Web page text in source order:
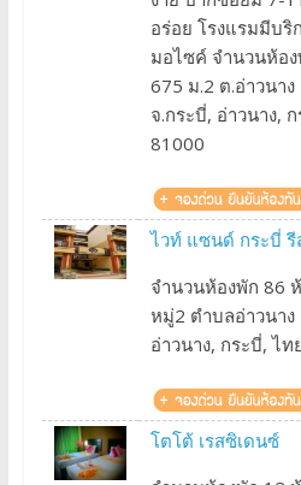
อร่อย โรงแรมมีบริ
มอไซค์ จำนวนห้อ
675 ม.2 ต.อ่าวนาง
จ.กระบี่, อ่าวนาง,
81000
ไวท์ แซนด์ กระบี่ รี
จำนวนห้องพัก 86
หมู่2 ตำบลอ่าวนาง
อ่าวนาง, กระบี่, ไท
โตโต้ เรสซิเดนซ์